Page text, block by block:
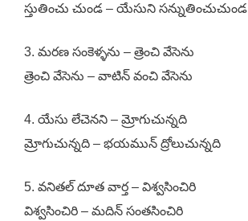
స్తుతించు చుండ – యేసుని సన్నుతించుచుండ
3. మరణ సంకెళ్ళను – త్రెంచి వేసెను
త్రెంచి వేసెను – వాటిన్‌ వంచి వేసెను
4. యేసు లేచెనని – మ్రోగుచున్నది
మ్రోగుచున్నది – భయమున్‌ ద్రోలుచున్నది
5. వనితల్‌ దూత వార్త – విశ్వసించిరి
విశ్వసించిరి – మదిన్‌ సంతసించిరి